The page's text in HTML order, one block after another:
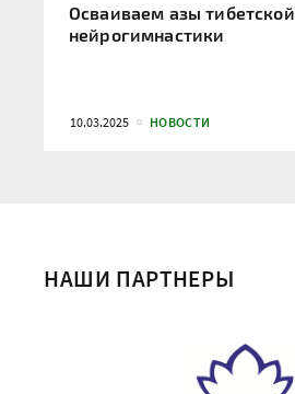
Осваиваем азы тибетской
нейрогимнастики
10.03.2025 НОВОСТИ
НАШИ ПАРТНЕРЫ